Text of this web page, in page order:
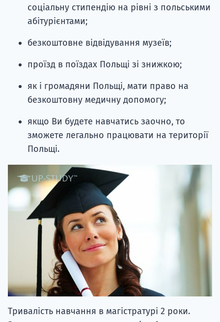
соціальну стипендію на рівні з польськими
абітурієнтами;
безкоштовне відвідування музеїв;
проїзд в поїздах Польщі зі знижкою;
як і громадяни Польщі, мати право на
безкоштовну медичну допомогу;
якщо Ви будете навчатись заочно, то
зможете легально працювати на території
Польщі.
Тривалість навчання в магістратурі 2 роки.